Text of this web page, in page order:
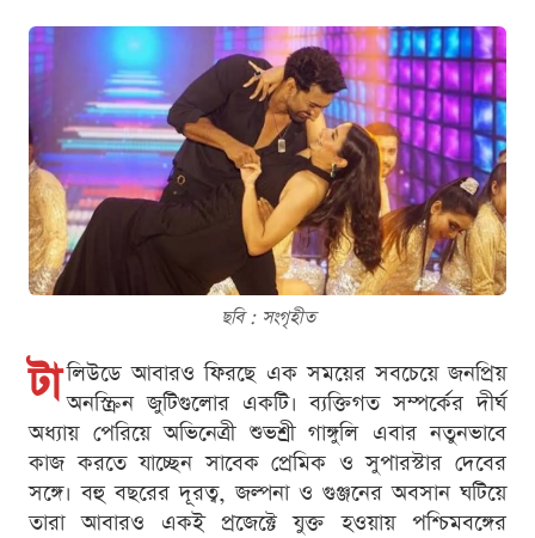
ছবি : সংগৃহীত
টা লিউডে আবারও ফিরছে এক সময়ের সবচেয়ে জনপ্রিয়
অনস্ক্রিন জুটিগুলোর একটি। ব্যক্তিগত সম্পর্কের দীর্ঘ
অধ্যায় পেরিয়ে অভিনেত্রী শুভশ্রী গাঙ্গুলি এবার নতুনভাবে
কাজ করতে যাচ্ছেন সাবেক প্রেমিক ও সুপারস্টার দেবের
সঙ্গে। বহু বছরের দূরত্ব, জল্পনা ও গুঞ্জনের অবসান ঘটিয়ে
তারা আবারও একই প্রজেক্টে যুক্ত হওয়ায় পশ্চিমবঙ্গের